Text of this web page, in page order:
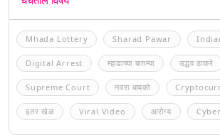
Mhada Lottery Sharad Pawar
Digital Arrest म्हाडाच्या बातम्या उद्धव ठाकरे
Supreme Court नवरा बायको
इतर खेळ Viral Video आरोग्य